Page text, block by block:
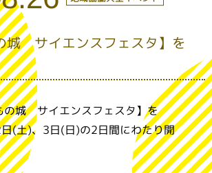
城 サイエンスフェスタ】を
の城 サイエンスフェスタ】を
(土)、3日(日)の2日間にわたり開